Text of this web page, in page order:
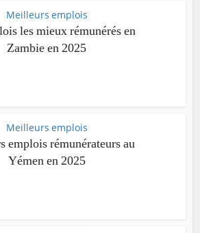
Meilleurs emplois
les mieux rémunérés en
Zambie en 2025
Meilleurs emplois
emplois rémunérateurs au
Yémen en 2025